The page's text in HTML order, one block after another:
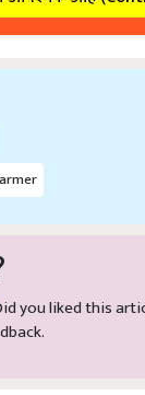
you liked this